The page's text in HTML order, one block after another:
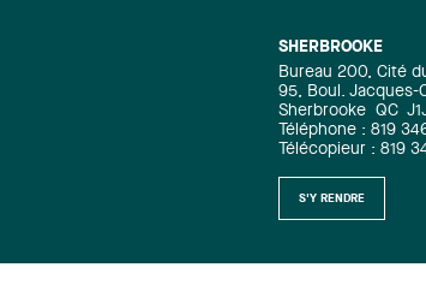
SHERBROOKE
Bureau 200, Cité
95, Boul. Jacques-
Sherbrooke QC
Téléphone : 819
Télécopieur : 819
S'Y RENDRE